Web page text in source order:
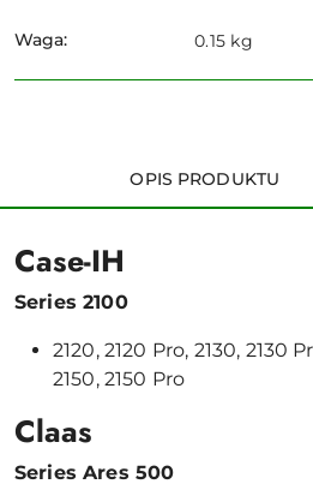
Waga: 0.15 kg
OPIS PRODUKTU
Case-IH
Series 2100
2120, 2120 Pro, 2130, 2130
2150, 2150 Pro
Claas
Series Ares 500